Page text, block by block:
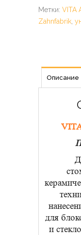
Метки: VITA
Zahnfabrik
Описание
для
и